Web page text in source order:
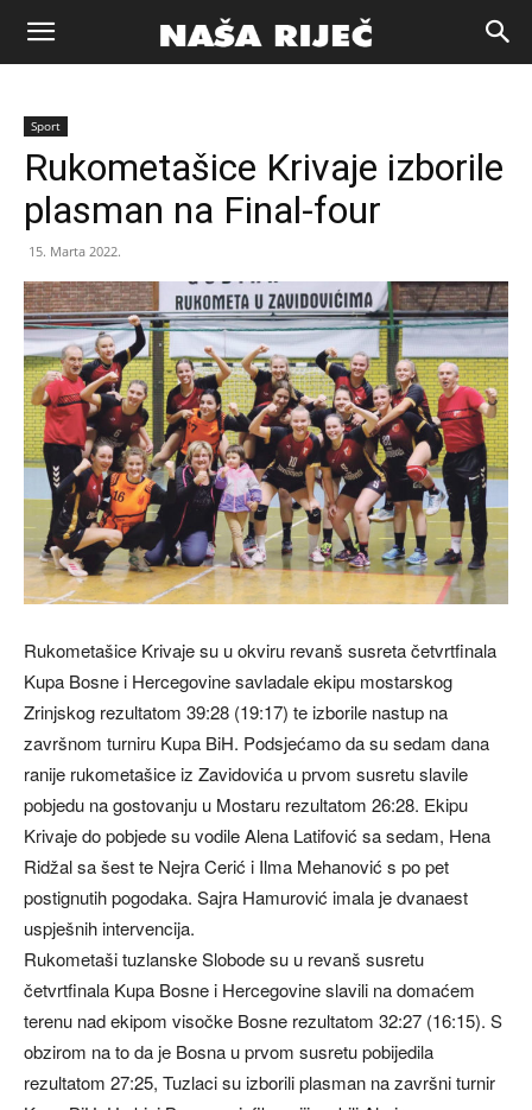
Naša
riječ
Zenica
Sport
Rukometašice Krivaje izborile
plasman na Final-four
15. Marta 2022.
Rukometašice Krivaje su u okviru revanš susreta četvrtfinala
Kupa Bosne i Hercegovine savladale ekipu mostarskog
Zrinjskog rezultatom 39:28 (19:17) te izborile nastup na
završnom turniru Kupa BiH. Podsjećamo da su sedam dana
ranije rukometašice iz Zavidovića u prvom susretu slavile
pobjedu na gostovanju u Mostaru rezultatom 26:28. Ekipu
Krivaje do pobjede su vodile Alena Latifović sa sedam, Hena
Ridžal sa šest te Nejra Cerić i Ilma Mehanović s po pet
postignutih pogodaka. Sajra Hamurović imala je dvanaest
uspješnih intervencija.
Rukometaši tuzlanske Slobode su u revanš susretu
četvrtfinala Kupa Bosne i Hercegovine slavili na domaćem
terenu nad ekipom visočke Bosne rezultatom 32:27 (16:15). S
obzirom na to da je Bosna u prvom susretu pobijedila
rezultatom 27:25, Tuzlaci su izborili plasman na završni turnir